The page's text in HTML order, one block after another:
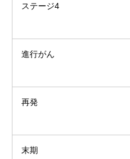
ステージ4
進行がん
再発
末期